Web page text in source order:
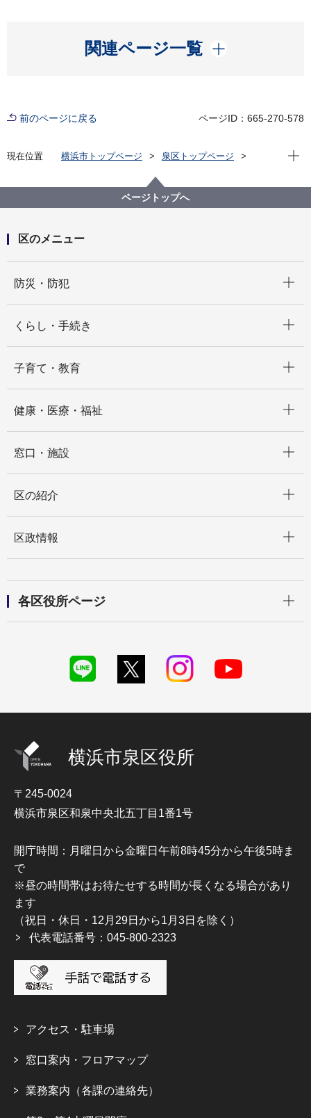
関連ページ一覧
開く
前のページに戻る ページID：665-270-578
現在位置 横浜市トップページ
泉区トップページ
味わいレシピ（泉区でとれた野菜を使った料理集）
味わいレシピ2
現在
ページトップへ
区のメニュー
防災・防犯
くらし・手続き
子育て・教育
健康・医療・福祉
窓口・施設
区の紹介
区政情報
各区役所ページ
横浜市泉区役所
〒245-0024
横浜市泉区和泉中央北五丁目1番1号
開庁時間：月曜日から金曜日午前8時45分から午後5時ま
で
※昼の時間帯はお待たせする時間が長くなる場合があり
ます
（祝日・休日・12月29日から1月3日を除く）
代表電話番号：045-800-2323
アクセス・駐車場
窓口案内・フロアマップ
業務案内（各課の連絡先）